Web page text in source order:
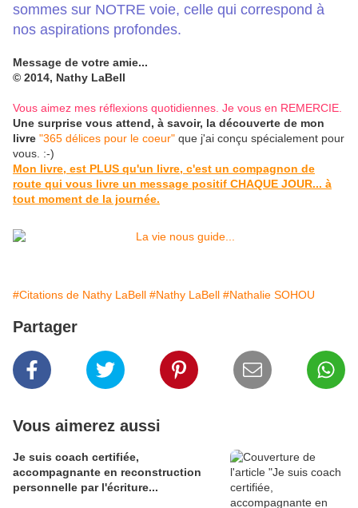
sommes sur NOTRE voie, celle qui correspond à
nos aspirations profondes.
Message de votre amie...
© 2014, Nathy LaBell
Vous aimez mes réflexions quotidiennes. Je vous en REMERCIE.
Une surprise vous attend, à savoir, la découverte de mon
livre "365 délices pour le coeur" que j'ai conçu spécialement pour
vous. :-)
Mon livre, est PLUS qu'un livre, c'est un compagnon de
route qui vous livre un message positif CHAQUE JOUR... à
tout moment de la journée.
#Citations de Nathy LaBell #Nathy LaBell #Nathalie SOHOU
Partager
Vous aimerez aussi
Je suis coach certifiée,
accompagnante en reconstruction
personnelle par l'écriture...